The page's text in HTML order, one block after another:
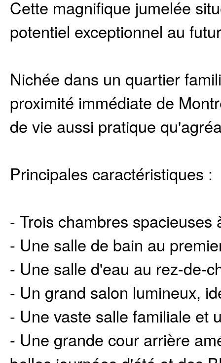
Cette magnifique jumelée
potentiel exceptionnel au
Nichée dans un quartier
proximité immédiate de
de vie aussi pratique
Principales caractéristiques :
- Trois chambres spacieuses
- Une salle de bain au
- Une salle d'eau au rez-de-
- Un grand salon lumineux,
- Une vaste salle familiale et
- Une grande cour arrière